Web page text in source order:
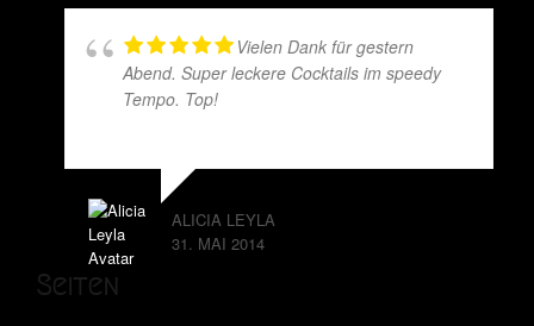
Vielen Dank für gestern
Abend. Super leckere Cocktails im speedy
Tempo. Top!
ALICIA LEYLA
31. MAI 2014
Seiten